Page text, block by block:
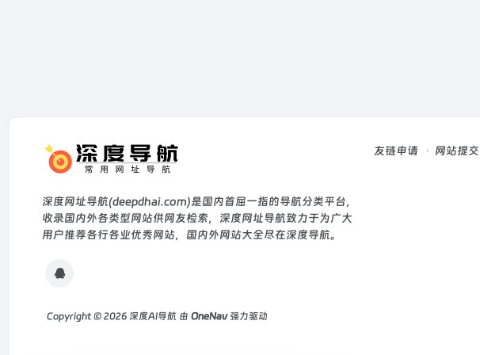
深度网址导航(deepdhai.com)是国内首屈一指的导航分类平台，
收录国内外各类型网站供网友检索，深度网址导航致力于为广大
用户推荐各行各业优秀网站，国内外网站大全尽在深度导航。
友链申请 网站提交
Copyright © 2026 深度AI导航 由 OneNav 强力驱动